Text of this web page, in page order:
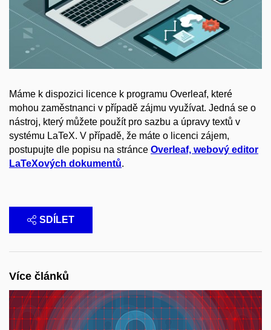
Máme k dispozici licence k programu Overleaf, které
mohou zaměstnanci v případě zájmu využívat. Jedná se o
nástroj, který můžete použít pro sazbu a úpravy textů v
systému LaTeX. V případě, že máte o licenci zájem,
postupujte dle popisu na stránce Overleaf, webový editor
LaTeXových dokumentů.
SDÍLET
Více článků